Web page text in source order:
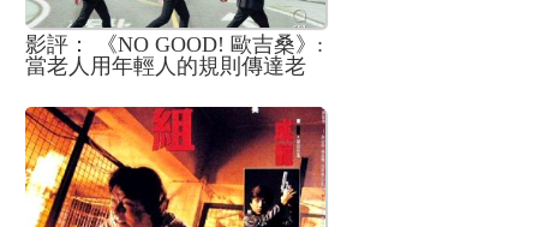
影評： 《NO GOOD! 歐吉桑》:
當老人用年輕人的規則傳達老
是新時代用新方法傳達傳統思
維